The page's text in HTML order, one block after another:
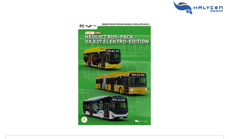
OMSI 2 Add-on Valiant Citybus 7700
Hybrid
OMSI 2 Add-on IVECO Bus
Low Entry Buses